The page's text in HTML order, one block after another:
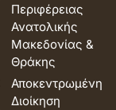
Περιφέρειας
Ανατολικής
Μακεδονίας &
Θράκης
Αποκεντρωμένη
Διοίκηση